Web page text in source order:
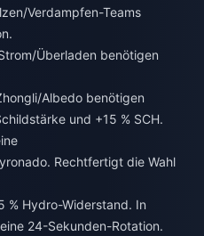
Verdampfen-Teams
Überladen benötigen
Albedo benötigen
und +15 % SCH.
Rechtfertigt die Wahl
% Hydro-Widerstand. In
24-Sekunden-Rotation.